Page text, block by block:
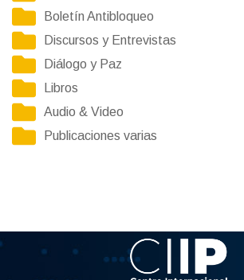
Boletín Antibloqueo
Discursos y Entrevistas
Diálogo y Paz
Libros
Audio & Video
Publicaciones varias